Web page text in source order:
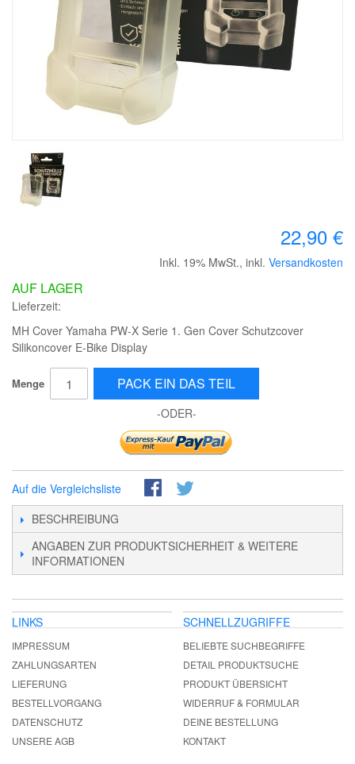
22,90 €
Inkl. 19% MwSt., inkl. Versandkosten
AUF LAGER
Lieferzeit:
MH Cover Yamaha PW-X Serie 1. Gen Cover Schutzcover
Silikoncover E-Bike Display
Menge PACK EIN DAS TEIL
-ODER-
Auf die Vergleichsliste
BESCHREIBUNG
ANGABEN ZUR PRODUKTSICHERHEIT & WEITERE
INFORMATIONEN
LINKS
IMPRESSUM
ZAHLUNGSARTEN
LIEFERUNG
BESTELLVORGANG
DATENSCHUTZ
UNSERE AGB
SCHNELLZUGRIFFE
BELIEBTE SUCHBEGRIFFE
DETAIL PRODUKTSUCHE
PRODUKT ÜBERSICHT
WIDERRUF & FORMULAR
DEINE BESTELLUNG
KONTAKT